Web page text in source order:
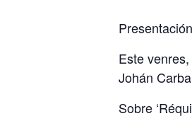
Este
Johán
Sobre